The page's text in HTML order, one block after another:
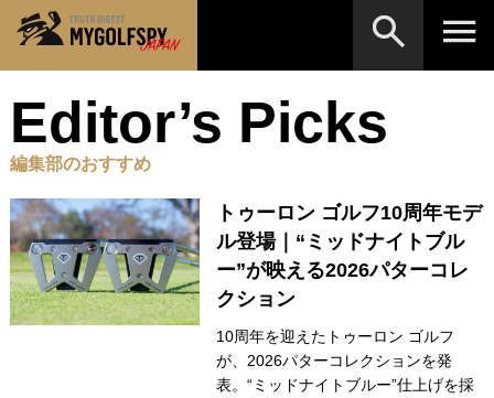
Editor’s Picks
編集部のおすすめ
トゥーロン ゴルフ10周年モデ
ル登場｜“ミッドナイトブル
ー”が映える2026パターコレ
クション
10周年を迎えたトゥーロン ゴルフ
が、2026パターコレクションを発
表。“ミッドナイトブルー”仕上げを採
MOST WANTED テストランキング
NEW RELEASES
HOW TO ゴルフ上達・実践テクニック
LAB テスト・データ検証
Golf News ゴルフニュース
※メーカー名やクラブ名など、検索したい事柄を入
力してください。